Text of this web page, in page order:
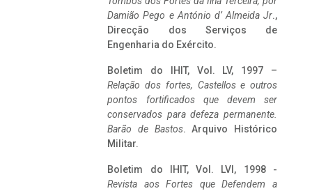
Damião Pego e António d’ Almeida Jr.,
Direcção dos Serviços de
Engenharia do Exército.
Boletim do IHIT, Vol. LV, 1997 –
Relação dos fortes, Castellos e outros
pontos fortificados que devem ser
conservados para defeza permanente.
Barão de Bastos. Arquivo Histórico
Militar.
Boletim do IHIT, Vol. LVI, 1998 -
Revista aos Fortes que Defendem a